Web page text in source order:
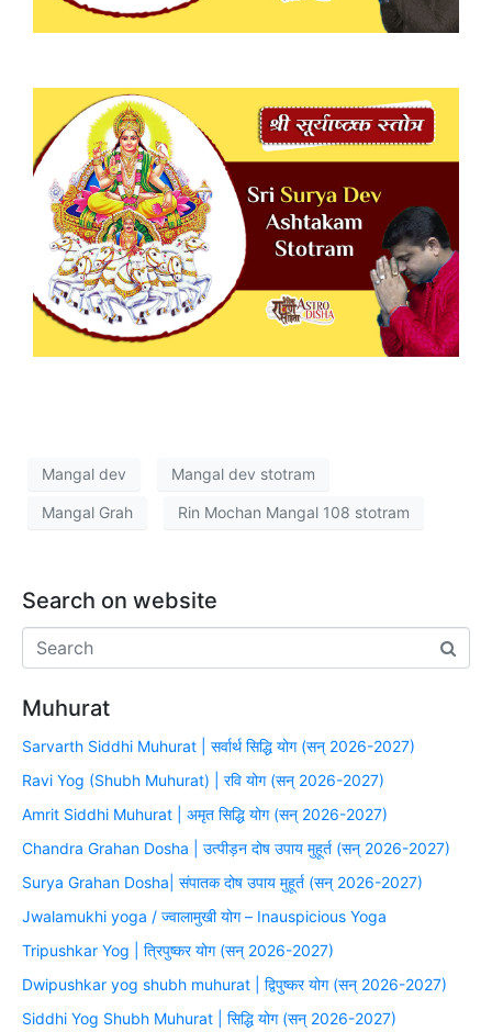
Mangal dev Mangal dev stotram
Mangal Grah Rin Mochan Mangal 108 stotram
Search on website
Muhurat
Sarvarth Siddhi Muhurat | सर्वार्थ सिद्धि योग (सन् 2026-2027)
Ravi Yog (Shubh Muhurat) | रवि योग (सन् 2026-2027)
Amrit Siddhi Muhurat | अमृत सिद्धि योग (सन् 2026-2027)
Chandra Grahan Dosha | उत्पीड़न दोष उपाय मुहूर्त (सन् 2026-2027)
Surya Grahan Dosha| संपातक दोष उपाय मुहूर्त (सन् 2026-2027)
Jwalamukhi yoga / ज्वालामुखी योग – Inauspicious Yoga
Tripushkar Yog | त्रिपुष्कर योग (सन् 2026-2027)
Dwipushkar yog shubh muhurat | द्विपुष्कर योग (सन् 2026-2027)
Siddhi Yog Shubh Muhurat | सिद्धि योग (सन् 2026-2027)